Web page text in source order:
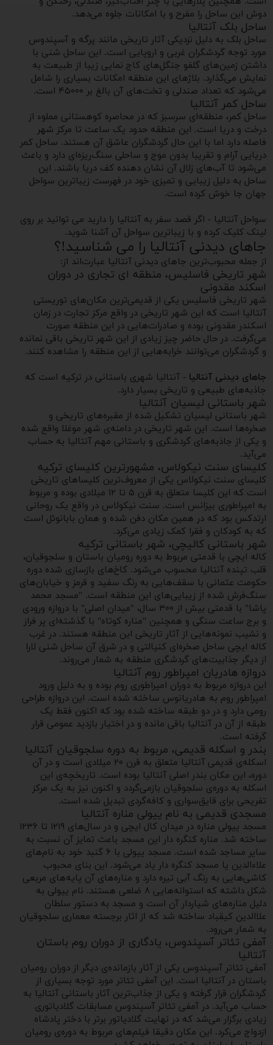
دوش این ساحل را مفرح و با امکانات جلوه می‌دهد.
ساحل بلک آنتالیا
ساحل بلک به دلیل نزدیکی آثار تاریخی مانند پرگه و آسپندوس
مورد توجه گردشگران غربی و اروپایی است. این ساحل شنی با
داشتن زمین‌های گلفو جنگل‌های کاج نمایی زیبا از طبیعت به
نمایش می‌گذارد. بلاژهای این منطقه امکانات بسیاری را شامل
می‌شود که تعداد صندلی و تخت‌های آن بالغ بر ۴۵۰۰۰ است.
ساحل کمر آنتالیا
ساحل کمر، منطقه‌ای سرسبز که در محاصره کوهستانی مملوء از
درخت و دریا است. این منطقه حدود یک ساعت تا مرکز شهر
فاصله دارد اما با این حال گردشگران عاشق آن هستند. ساحل کمر
دریایی آرام و تقریبا بدون موج و ساحلی سنگ‌ریزه‌ای دارد و باعث
می‌شود تا آب‌های زلال آن نشان دهنده کف دریا باشند. این
ساحل به دلیل زیبایی و تمیزی خود در فهرست زیباترین سواحل
جهان جا خوش کرده است.
سواحل آنتالیا - اگر قصد سفر به آنتالیا را دارید می توانید بر روی
لینک کلیک کرده و با زیباترین سواحل آن آشنا شوید.
جاهای دیدنی آنتالیا را می شناسید!؟
از جمله محبوب‌ترین جاهای دیدنی آنتالیا عبارت‌اند از:
شهر تاریخی فاسلیس، منطقه ای تجاری در دوران
اسکند مقدونی
شهر تاریخی فاسلیس یکی از قدیمی‌ترین مکان‌های توریستی
آنتالیا است که این شهر تاریخی در واقع مرکز تجارت در زمان
اسکندر مقدونی بوده و صادرات‌هایی در این منطقه صورت
می‌گرفت. در حال حاضر چیز زیادی از این شهر تاریخی باقی نمانده
و گردشگران می‌توانند خرابه‌هایی از این منطقه را مشاهده کنند.
جاهای دیدنی آنتالیا - آنتالیا شهری باستانی در ترکیه است که
جاذبه‌های طبیعی و تاریخی بسیار دارد.
شهر باستانی لیسیان آنتالیا
شهر باستانی لیسیان تشکیل شده از مقبره‌های تاریخی و
صخره‌ها است. این شهر تاریخی در دامنه‌ی شهر موغلا واقع شده
و یکی از جاذبه‌های گردشگری و باستانی مهم آنتالیا به حساب
می‌آید.
کلیسای سنت نیکولاس، مشهورترین کلیسای ترکیه
کلیسای سنت نیکولاس یکی از معروف‌ترین کلیساهای تاریخی
است که این کلیسا متعلق به قرن ۵ تا ۱۲ میلادی بوده و مربوط
به امپراطوری بیزانس است. سنت نیکولاس در واقع یک روحانی
ارتدکس بود که در همین مکان دفن شده و همان بابانوئل است
که به کودکان و فقرا کمک زیادی می‌کرد.
شهر باستانی کالیچی، شهر باستانی ترکیه
کاله ایچی با قدمتی مربوط به دوره رومیان باستان و سلجوقیان،
قلب تپنده آنتالیا محسوب می‌شود. کاخ‌های بازسازی شده دوره
حکومت عثمانی با سقف‌هایی به رنگ سفید و قرمز و خیابان‌های
سنگ‌فرش شده از زیبایی‌های این منطقه است. "مسجد محمد
پاشا" با قدمتی بیش از ۳۰۰ سال، "میدان اصلی" با دروازه ورودی
و برج ساعت سنگی و همچنین "مناره کوتاه" با گذشته‌ای پر فراز
و نشیب نمونه‌هایی از آثار تاریخی این منطقه هستند. در غرب
کاله ایچی ساحل صخره‌ای کنیالتی و در شرق آن ساحل شنی لارا
از دیگر جذابیت‌های گردشگری منطقه به شمار می‌روند.
دروازه هادریان امپراطور روم آنتالیا
این دروازه مربوط به دوران امپراطوری روم بوده و به دلیل ورود
امپراطور روم به هادریانوس ساخته شده است. این دروازه طراحی
رومی دارد و در دو طبقه ساخته شده بود که اکنون فقط یک
طبقه از آن در آنتالیا باقی مانده و در اختیار بازدید عمومی قرار
گرفته است.
بندر و اسکله قدیمی، مربوط به دوره سلجوقیان آنتالیا
اسکله‌ی قدیمی آنتالیا متعلق به قرن ۲۰ میلادی است و در آن
دوره، این مکان بندر اصلی آنتالیا بوده است. تاریخچه‌ی این
اسکله به دوره‌ی سلجوقیان بازمی‌گردد و اکنون نیز به یک مرکز
تفریحی برای قایق‌سواری و کافه‌گردی تبدیل شده است.
مسجدی قدیمی به نام ییولی مناره آنتالیا
مسجد ییولی مناره در میدان کال ایچی و در سال‌های ۱۲۱۹ تا ۱۲۳۶
ساخته شد. مناره کنگره ‌دار این مسجد باعث تمایز آن نسبت به
سایر مساجد شده است. مسجد ییولی با ۶ گنبد خود به نام‌های
علاءالدین یا مسجد کنگره دار یاد می‌شود. این بنای محبوب
کاشی‌هایی به رنگ آبی تیره دارد و مناره‌های آن پایه‌های مربعی
شکل داشته که استوانه‌هایی ۸ ضلعی هستند. نام ییولی به
دلیل مناره‌های شیاردار آن است و مسجد به دستور سلطان
علاالدین کیقباد ساخته شد که از اثار برجسته معماری سلجوقیان
به شمار می‌رود.
آمفی تئاتر آسپندوس، یادگاری از دوران روم باستان
آنتالیا
آمفی تئاتر آسپندوس یکی از آثار بازمانده‌ی دیگر از دوران رومیان
باستان در آنتالیا است. این آمفی‌ تئاتر مورد توجه بسیاری از
گردشگران قرار گرفته و یکی از جذاب‌ترین آثار باستانی آنتالیا به
حساب می‌آید. در آمفی تئاتر آسپندوس مسابقات گلادیاتوری
زیادی برگزار می‌شد که در نهایت گلادیاتور برتر با دختر پادشاه
ازدواج می‌کرد. این مکان دقیقا فیلم‌های مربوط به دوره‌ی رومیان